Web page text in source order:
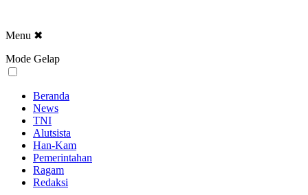
Menu ✖
Mode Gelap
Beranda
News
TNI
Alutsista
Han-Kam
Pemerintahan
Ragam
Redaksi